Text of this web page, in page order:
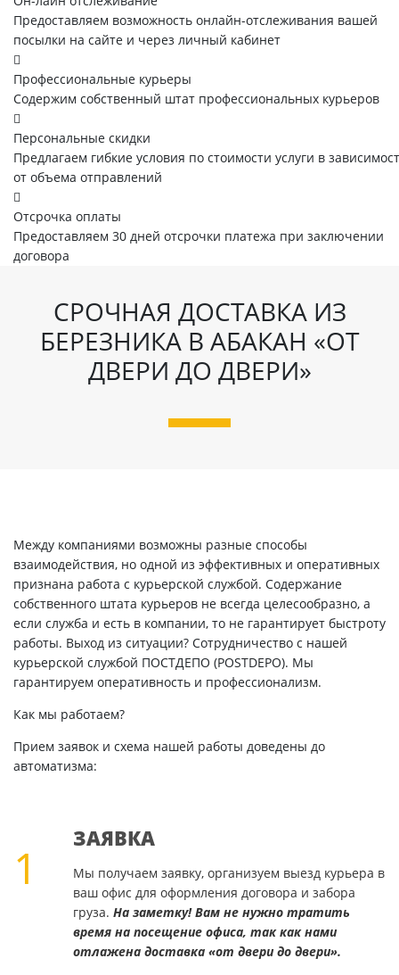
Предоставляем возможность онлайн-отслеживания вашей
посылки на сайте и через личный кабинет
Профессиональные курьеры
Содержим собственный штат профессиональных курьеров
Персональные скидки
Предлагаем гибкие условия по стоимости услуги в
от объема отправлений
Отсрочка оплаты
Предоставляем 30 дней отсрочки платежа при заключении
договора
СРОЧНАЯ ДОСТАВКА ИЗ
БЕРЕЗНИКА В АБАКАН «ОТ
ДВЕРИ ДО ДВЕРИ»
Между компаниями возможны разные способы
взаимодействия, но одной из эффективных и оперативных
признана работа с курьерской службой. Содержание
собственного штата курьеров не всегда целесообразно, а
если служба и есть в компании, то не гарантирует быстроту
работы. Выход из ситуации? Сотрудничество с нашей
курьерской службой ПОСТДЕПО (POSTDEPO). Мы
гарантируем оперативность и профессионализм.
Как мы работаем?
Прием заявок и схема нашей работы доведены до
автоматизма:
1
ЗАЯВКА
Мы получаем заявку, организуем выезд курьера в
ваш офис для оформления договора и забора
груза. На заметку! Вам не нужно тратить
время на посещение офиса, так как нами
отлажена доставка «от двери до двери».